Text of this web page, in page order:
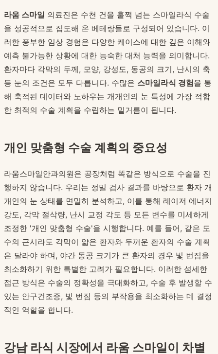
라움 스마일 의료진은 수천 건을 훌쩍 넘는 스마일라식 수술
을 성공적으로 집도해 온 베테랑들로 구성되어 있습니다. 이
러한 풍부한 임상 경험은 다양한 케이스에 대한 깊은 이해와
예측 불가능한 상황에 대한 능숙한 대처 능력을 의미합니다.
환자마다 각막의 두께, 모양, 강성도, 동공의 크기, 난시의 축
등 눈의 조건은 모두 다릅니다. 수많은 스마일라식 경험을 통
해 축적된 데이터와 노하우는 개개인의 눈 특성에 가장 적합
한 최적의 수술 계획을 수립하는 밑거름이 됩니다.
개인 맞춤형 수술 계획의 중요성
라움스마일안과의원은 공장처럼 똑같은 방식으로 수술을 진
행하지 않습니다. 우리는 정밀 검사 결과를 바탕으로 환자 개
개인의 눈 상태를 면밀히 분석하고, 이를 통해 레이저 에너지
강도, 각막 절삭량, 난시 교정 각도 등 모든 변수를 미세하게
조정한 '개인 맞춤형 수술'을 시행합니다. 예를 들어, 같은 도
수의 근시라도 각막이 얇은 환자와 두꺼운 환자의 수술 계획
은 달라야 하며, 야간 동공 크기가 큰 환자의 경우 빛 번짐을
최소화하기 위한 특별한 고려가 필요합니다. 이러한 섬세한
접근 방식은 수술의 정확성을 극대화하고, 수술 후 발생할 수
있는 안구건조증, 빛 번짐 등의 부작용을 최소화하는 데 결정
적인 역할을 합니다.
강남 라식 시장에서 라움 스마일이 차별